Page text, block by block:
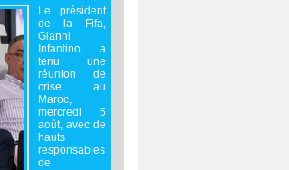
Le président
de la Fifa,
Gianni
Infantino, a
tenu une
réunion de
crise au
Maroc,
mercredi 5
août, avec de
hauts
responsables
de